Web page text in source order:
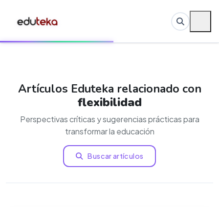
Artículos Eduteka relacionado con
flexibilidad
Perspectivas críticas y sugerencias prácticas para
transformar la educación
Buscar artículos